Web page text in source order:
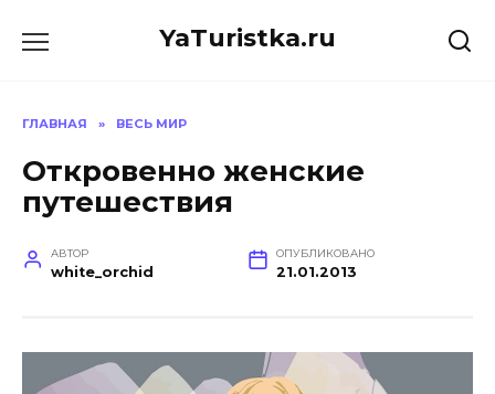
YaTuristka.ru
ГЛАВНАЯ » ВЕСЬ МИР
Откровенно женские
путешествия
АВТОР
white_orchid
ОПУБЛИКОВАНО
21.01.2013